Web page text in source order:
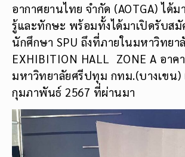
อากาศยานไทย จำกัด (AOTGA) ได้
รู้และทักษะ พร้อมทั้งได้มาเปิดรับสมั
นักศึกษา SPU ถึงที่ภายในมหาวิทยา
EXHIBITION HALL ZONE A อาค
มหาวิทยาลัยศรีปทุม กทม.(บางเขน)
กุมภาพันธ์ 2567 ที่ผ่านมา